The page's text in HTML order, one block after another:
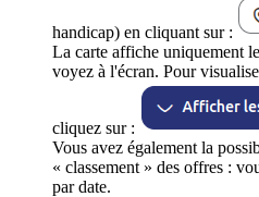
handicap) en cliquant sur :
La carte affiche uniquement
voyez à l'écran. Pour
cliquez sur :
Vous avez également la
« classement » des offres :
par date.